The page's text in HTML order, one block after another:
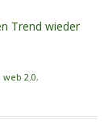
Trend wieder
web 2.0,